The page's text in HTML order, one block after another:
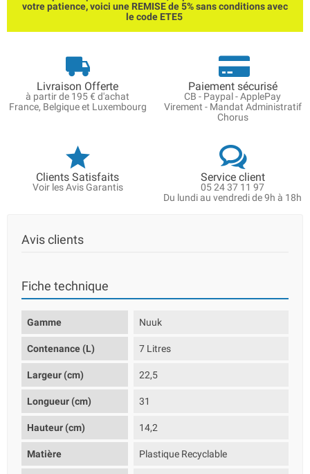
votre patience, voici une REMISE de 5% sans conditions avec
le code ETE5
Livraison Offerte
à partir de 195 € d'achat
France, Belgique et Luxembourg
Paiement sécurisé
CB - Paypal - ApplePay
Virement - Mandat Administratif
Chorus
Clients Satisfaits
Voir les Avis Garantis
Service client
05 24 37 11 97
Du lundi au vendredi de 9h à 18h
Avis clients
Fiche technique
Gamme Nuuk
Contenance (L) 7 Litres
Largeur (cm) 22,5
Longueur (cm) 31
Hauteur (cm) 14,2
Matière Plastique Recyclable